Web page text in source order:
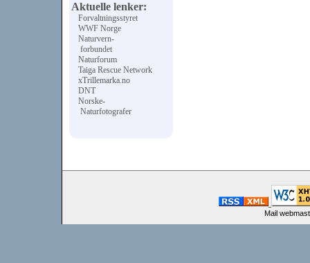
Aktuelle lenker:
Forvaltningsstyret
WWF Norge
Naturvern-
forbundet
Naturforum
Taiga Rescue Network
xTrillemarka.no
DNT
Norske-
Naturfotografer
Mail